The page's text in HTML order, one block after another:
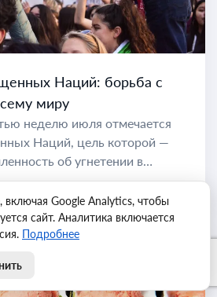
Наций: борьба с
миру
неделю июля отмечается
Наций, цель которой —
об угнетении в
по всему миру. Во
"порабощенной нацией"
Google Analytics, чтобы
сайт. Аналитика включается
Подробнее